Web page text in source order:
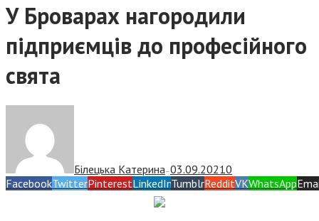
У Броварах нагородили
підприємців до професійного
свята
Білецька Катерина—03.09.20210
FacebookTwitterPinterestLinkedInTumblrRedditVKWhatsApp